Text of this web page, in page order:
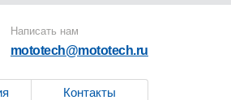
Написать нам
mototech@mototech.ru
Контакты